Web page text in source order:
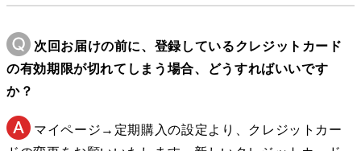
次回お届けの前に、登録しているクレジットカード
の有効期限が切れてしまう場合、どうすればいいです
か？
マイページ→定期購入の設定より、クレジットカー